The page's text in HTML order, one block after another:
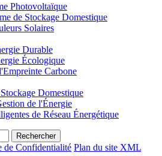
Photovoltaïque
de Stockage Domestique
Solaires
Durable
Écologique
Carbone
Domestique
de l'Énergie
de Réseau Énergétique
Rechercher
de Confidentialité Plan du site XML